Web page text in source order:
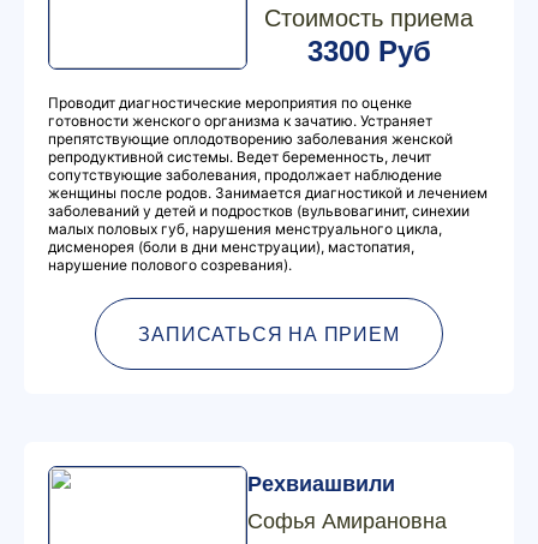
Стоимость приема
3300 Руб
Проводит диагностические мероприятия по оценке
готовности женского организма к зачатию. Устраняет
препятствующие оплодотворению заболевания женской
репродуктивной системы. Ведет беременность, лечит
сопутствующие заболевания, продолжает наблюдение
женщины после родов. Занимается диагностикой и лечением
заболеваний у детей и подростков (вульвовагинит, синехии
малых половых губ, нарушения менструального цикла,
дисменорея (боли в дни менструации), мастопатия,
нарушение полового созревания).
ЗАПИСАТЬСЯ НА ПРИЕМ
Рехвиашвили
Софья Амирановна